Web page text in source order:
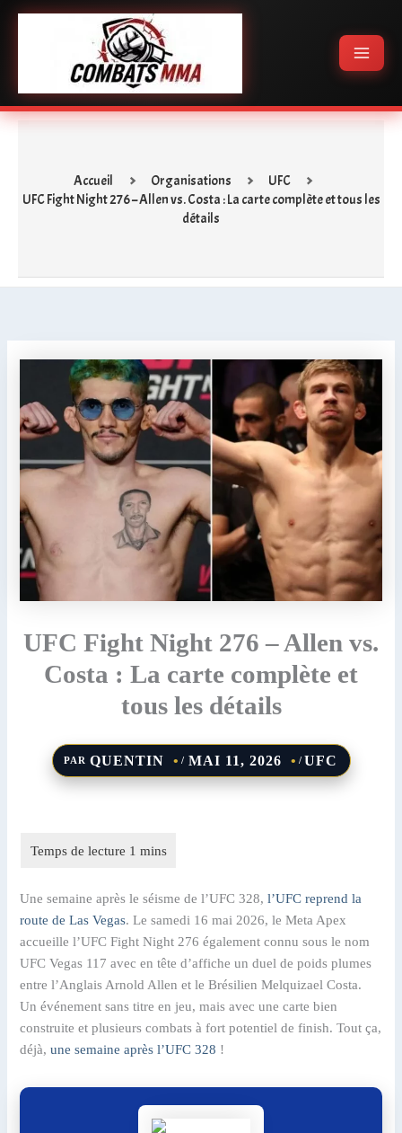
Aller
Menu
Accueil Organisations
UFC
UFC Fight Night 276 – Allen vs. Costa : La carte complète et tous les
détails
UFC Fight Night 276 – Allen vs.
Costa : La carte complète et
tous les détails
PAR QUENTIN / MAI 11, 2026 / UFC
Une semaine après le séisme de l’UFC 328,l’UFC reprend la
route de Las Vegas. Le samedi 16 mai 2026, le Meta Apex
accueille l’UFC Fight Night 276 également connu sous le nom
UFC Vegas 117 avec en tête d’affiche un duel de poids plumes
entre l’Anglais Arnold Allen et le Brésilien Melquizael Costa.
Un événement sans titre en jeu, mais avec une carte bien
construite et plusieurs combats à fort potentiel de finish. Tout ça,
déjà,une semaine après l’UFC 328 !